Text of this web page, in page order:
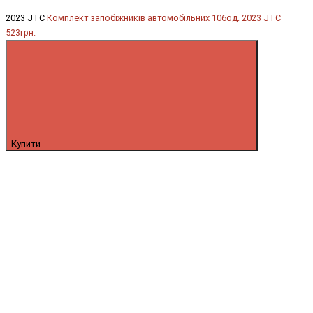
2023 JTC Комплект запобіжників автомобільних 106од. 2023 JTC
523грн.
Купити